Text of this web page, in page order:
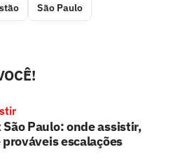
São Paulo
São Paulo: onde assistir,
escalações